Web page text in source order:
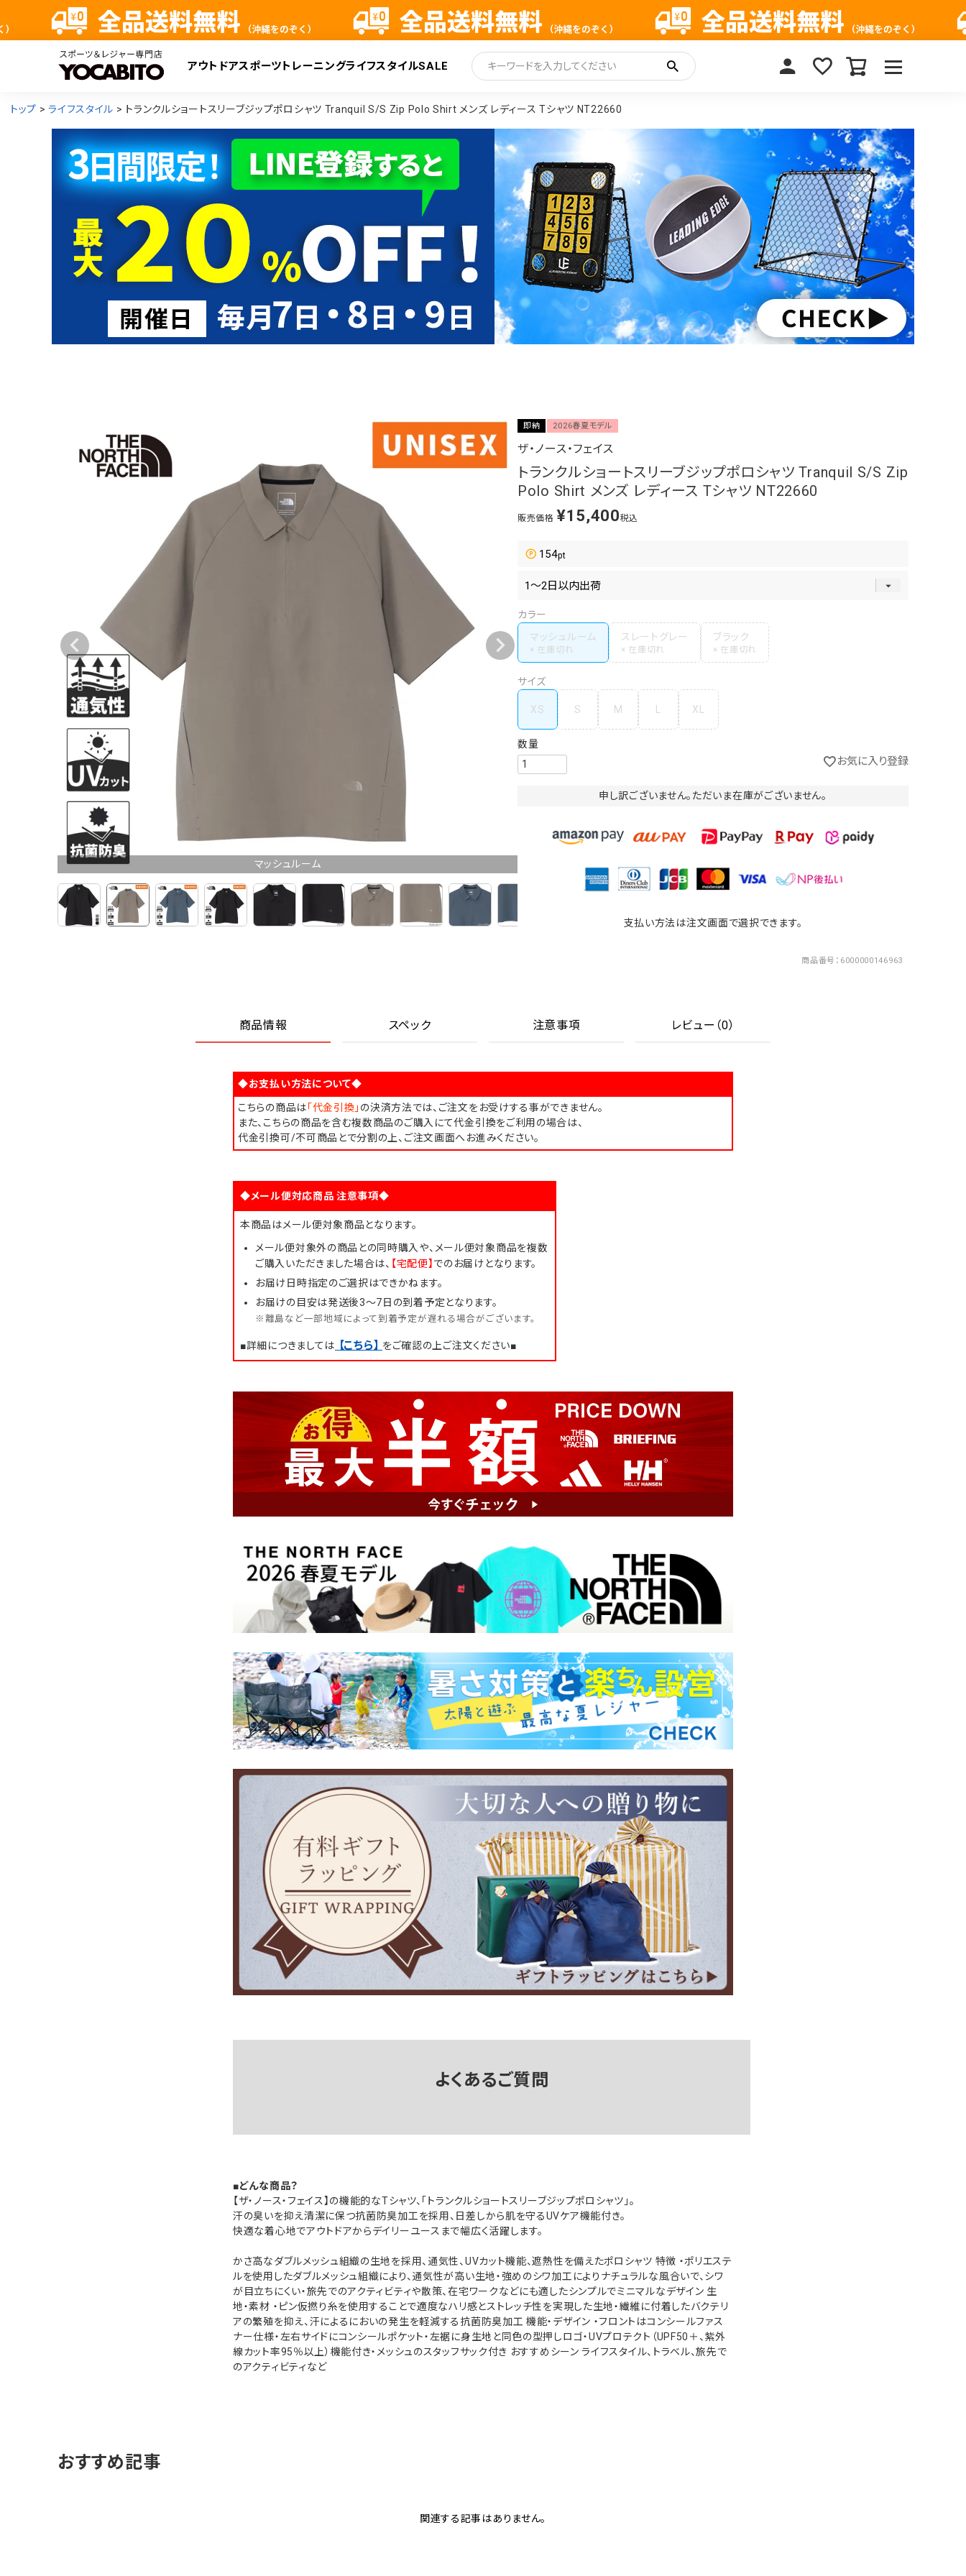
アウトドアスポーツ トレーニングライフスタイルSALE
検索
トップ ライフスタイル トランクルショートスリーブジップポロシャツ Tranquil S/S Zip Polo Shirt メンズ レディース Tシャツ NT22660
マッシュルーム
即納 2026春夏モデル
ザ・ノース・フェイス
トランクルショートスリーブジップポロシャツ Tranquil S/S Zip
Polo Shirt メンズ レディース Tシャツ NT22660
販売価格 ¥15,400税込
154
カラー
マッシュルーム
スレートグレー ブラック
サイズ
XS S M L XL
お気に入り登録
申し訳ございません。ただいま在庫がございません。
支払い方法は注文画面で選択できます。
商品番号 6000000146963
商品情報 スペック 注意事項 レビュー（0）
◆お支払い方法について◆
こちらの商品は「代金引換」 の決済方法では、ご注文をお受けする事ができません。
また、こちらの商品を含む複数商品のご購入にて代金引換をご利用の場合は、
代金引換可/不可商品とで分割の上、ご注文画面へお進みください。
◆メール便対応商品 注意事項◆
本商品はメール便対象商品となります。
メール便対象外の商品との同時購入や、メール便対象商品を複数
ご購入いただきました場合は、 【宅配便】 でのお届けとなります。
お届け日時指定のご選択はできかねます。
お届けの目安は発送後3～7日の到着予定となります。
※離島など一部地域によって到着予定が遅れる場合がございます。
■詳細につきましては 【こちら】 をご確認の上ご注文ください■
よくあるご質問
■どんな商品？
【ザ・ノース・フェイス】の機能的なTシャツ、「トランクルショートスリーブジップポロシャツ」。
汗の臭いを抑え清潔に保つ抗菌防臭加工を採用、日差しから肌を守るUVケア機能付き。
快適な着心地でアウトドアからデイリーユースまで幅広く活躍します。
かさ高なダブルメッシュ組織の生地を採用、通気性、UVカット機能、遮熱性を備えたポロシャツ 特徴 ・ポリエステ
ルを使用したダブルメッシュ組織により、通気性が高い生地・強めのシワ加工によりナチュラルな風合いで、シワ
が目立ちにくい・旅先でのアクティビティや散策、在宅ワークなどにも適したシンプルでミニマルなデザイン 生
地・素材 ・ピン仮撚り糸を使用することで適度なハリ感とストレッチ性を実現した生地・繊維に付着したバクテリ
アの繁殖を抑え、汗によるにおいの発生を軽減する抗菌防臭加工 機能・デザイン ・フロントはコンシールファス
ナー仕様・左右サイドにコンシールポケット・左裾に身生地と同色の型押しロゴ・UVプロテクト（UPF50＋、紫外
線カット率95％以上）機能付き・メッシュのスタッフサック付き おすすめシーン ライフスタイル、トラベル、旅先で
のアクティビティなど
おすすめ記事
関連する記事はありません。